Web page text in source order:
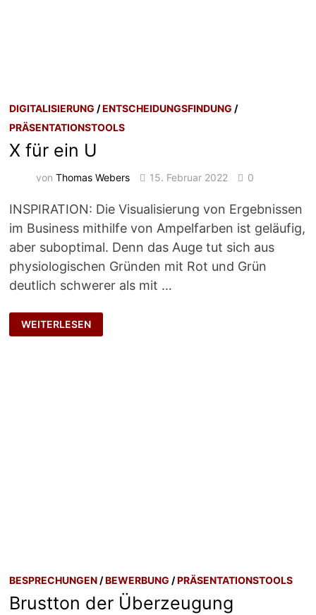
DIGITALISIERUNG /ENTSCHEIDUNGSFINDUNG /
PRÄSENTATIONSTOOLS
X für ein U
vonThomas Webers 15. Februar 2022 0
INSPIRATION: Die Visualisierung von Ergebnissen
im Business mithilfe von Ampelfarben ist geläufig,
aber suboptimal. Denn das Auge tut sich aus
physiologischen Gründen mit Rot und Grün
deutlich schwerer als mit …
X
FÜR
EIN
WEITERLESEN
BESPRECHUNGEN /BEWERBUNG /PRÄSENTATIONSTOOLS
Brustton der Überzeugung